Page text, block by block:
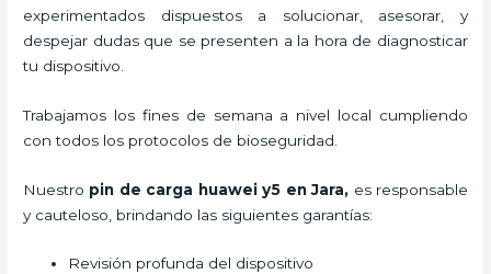
experimentados dispuestos a solucionar, asesorar, y
despejar dudas que se presenten a la hora de diagnosticar
tu dispositivo.
Trabajamos los fines de semana a nivel local cumpliendo
con todos los protocolos de bioseguridad.
Nuestro pin de carga huawei y5 en Jara, es responsable
y cauteloso, brindando las siguientes garantías:
Revisión profunda del dispositivo